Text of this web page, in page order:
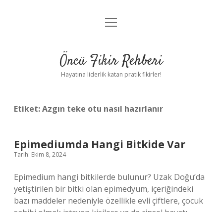
Anasayfa
Yasal Uyarı
menüyü
Öncü Fikir Rehberi
Hayatına liderlik katan pratik fikirler!
Etiket:Azgın teke otu nasıl hazırlanır
Epimediumda Hangi Bitkide Var
Tarih: Ekim 8, 2024
Epimedium hangi bitkilerde bulunur? Uzak Doğu’da
yetiştirilen bir bitki olan epimedyum, içeriğindeki
bazı maddeler nedeniyle özellikle evli çiftlere, çocuk